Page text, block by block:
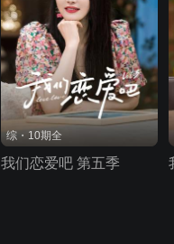
综・10期全
我们恋爱吧 第五季